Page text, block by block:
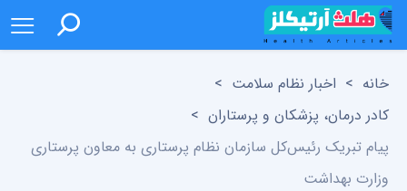
خانه > اخبار نظام سلامت >
کادر درمان، پزشکان و پرستاران >
پیام تبریک رئیس‌کل سازمان نظام پرستاری به معاون پرستاری
وزارت بهداشت